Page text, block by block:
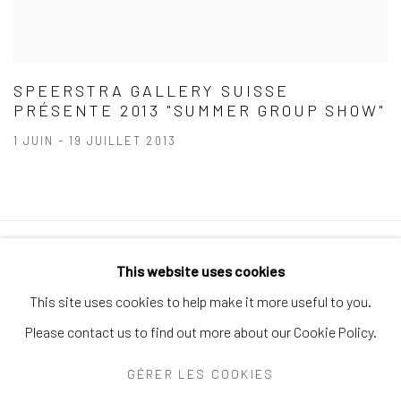
SPEERSTRA GALLERY SUISSE
PRÉSENTE 2013 "SUMMER GROUP SHOW"
1 JUIN - 19 JUILLET 2013
This website uses cookies
This site uses cookies to help make it more useful to you.
Please contact us to find out more about our Cookie Policy.
GÉRER LES COOKIES